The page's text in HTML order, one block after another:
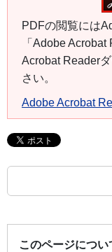
PDFの閲覧には
「Adobe
Acrobat Reader
さい。
Adobe Acrobat
このページにつ